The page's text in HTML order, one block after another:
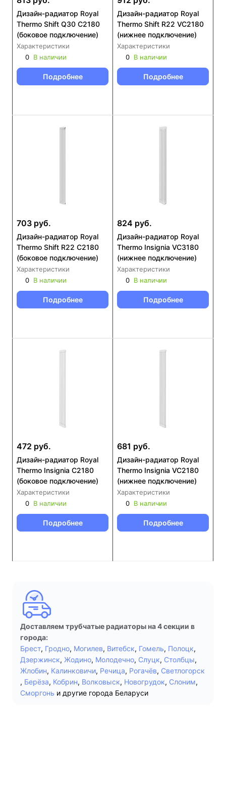
Дизайн-радиатор Royal
Thermo Shift Q30 C2180
(боковое подключение)
Характеристики
0 В наличии
Подробнее
Дизайн-радиатор Royal
Thermo Shift R22 VC2180
(нижнее подключение)
Характеристики
0 В наличии
Подробнее
703 руб.
Дизайн-радиатор Royal
Thermo Shift R22 C2180
(боковое подключение)
Характеристики
0 В наличии
Подробнее
824 руб.
Дизайн-радиатор Royal
Thermo Insignia VC3180
(нижнее подключение)
Характеристики
0 В наличии
Подробнее
472 руб.
Дизайн-радиатор Royal
Thermo Insignia C2180
(боковое подключение)
Характеристики
0 В наличии
Подробнее
681 руб.
Дизайн-радиатор Royal
Thermo Insignia VC2180
(нижнее подключение)
Характеристики
0 В наличии
Подробнее
Доставляем трубчатые радиаторы на 4 секции в
города:
Брест, Гродно, Могилев, Витебск, Гомель, Полоцк,
Дзержинск, Жодино, Молодечно, Слуцк, Столбцы,
Жлобин, Калинковичи, Речица, Рогачёв, Светлогорск
, Берёза, Кобрин, Волковыск, Новогрудок, Слоним,
Сморгонь и другие города Беларуси